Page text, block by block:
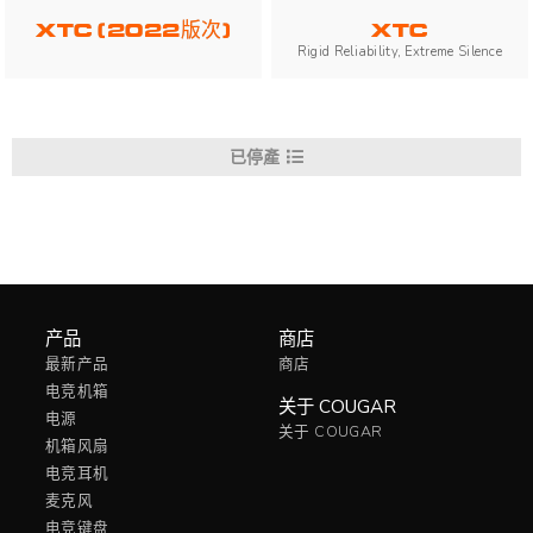
XTC (2022版次) XTC
Rigid Reliability, Extreme Silence
已停產
产品
最新产品
电竞机箱
电源
机箱风扇
电竞耳机
麦克风
电竞键盘
商店
商店
关于 COUGAR
关于 COUGAR